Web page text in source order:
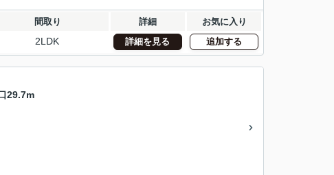
間取り 詳細 お気に入り
2LDK 詳細を見る 追加する
29.7m